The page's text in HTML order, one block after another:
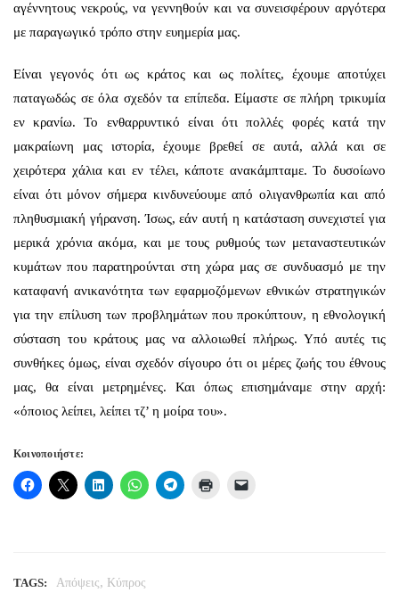
αγέννητους νεκρούς, να γεννηθούν και να συνεισφέρουν αργότερα
με παραγωγικό τρόπο στην ευημερία μας.
Είναι γεγονός ότι ως κράτος και ως πολίτες, έχουμε αποτύχει
παταγωδώς σε όλα σχεδόν τα επίπεδα. Είμαστε σε πλήρη τρικυμία
εν κρανίω. Το ενθαρρυντικό είναι ότι πολλές φορές κατά την
μακραίωνη μας ιστορία, έχουμε βρεθεί σε αυτά, αλλά και σε
χειρότερα χάλια και εν τέλει, κάποτε ανακάμπταμε. Το δυσοίωνο
είναι ότι μόνον σήμερα κινδυνεύουμε από ολιγανθρωπία και από
πληθυσμιακή γήρανση. Ίσως, εάν αυτή η κατάσταση συνεχιστεί για
μερικά χρόνια ακόμα, και με τους ρυθμούς των μεταναστευτικών
κυμάτων που παρατηρούνται στη χώρα μας σε συνδυασμό με την
καταφανή ανικανότητα των εφαρμοζόμενων εθνικών στρατηγικών
για την επίλυση των προβλημάτων που προκύπτουν, η εθνολογική
σύσταση του κράτους μας να αλλοιωθεί πλήρως. Υπό αυτές τις
συνθήκες όμως, είναι σχεδόν σίγουρο ότι οι μέρες ζωής του έθνους
μας, θα είναι μετρημένες. Και όπως επισημάναμε στην αρχή:
«όποιος λείπει, λείπει τζ’ η μοίρα του».
Κοινοποιήστε:
TAGS: Απόψεις, Κύπρος